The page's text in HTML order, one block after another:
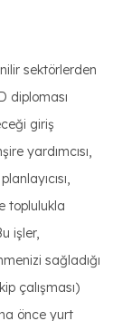
sektörlerden
diploması
giriş
yardımcısı,
toplulukla
işler,
sağladığı
çalışması)
önce yurt